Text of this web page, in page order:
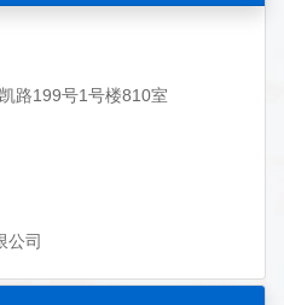
路199号1号楼810室